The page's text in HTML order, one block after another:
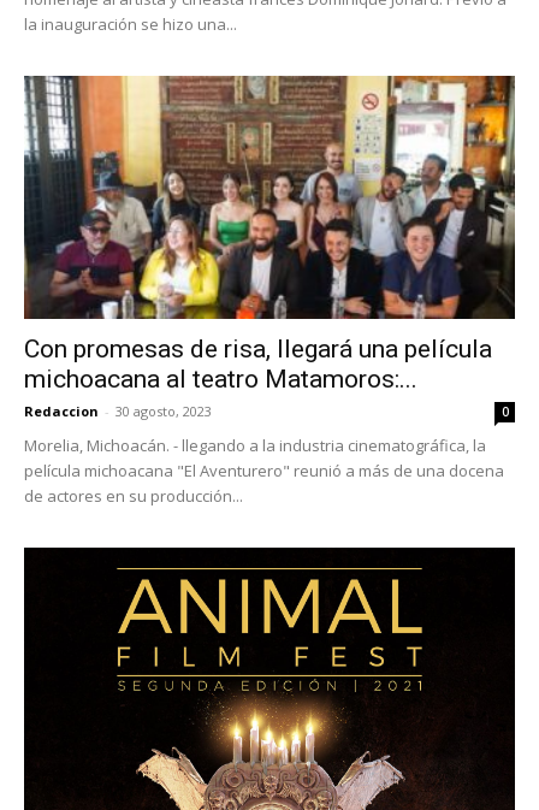
la inauguración se hizo una...
Con promesas de risa, llegará una película
michoacana al teatro Matamoros:...
Redaccion - 30 agosto, 2023 0
Morelia, Michoacán. - llegando a la industria cinematográfica, la
película michoacana "El Aventurero" reunió a más de una docena
de actores en su producción...